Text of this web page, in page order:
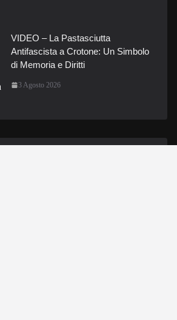
VIDEO – La Pastasciutta
Antifascista a Crotone: Un Simbolo
di Memoria e Diritti
3 Agosto 2026